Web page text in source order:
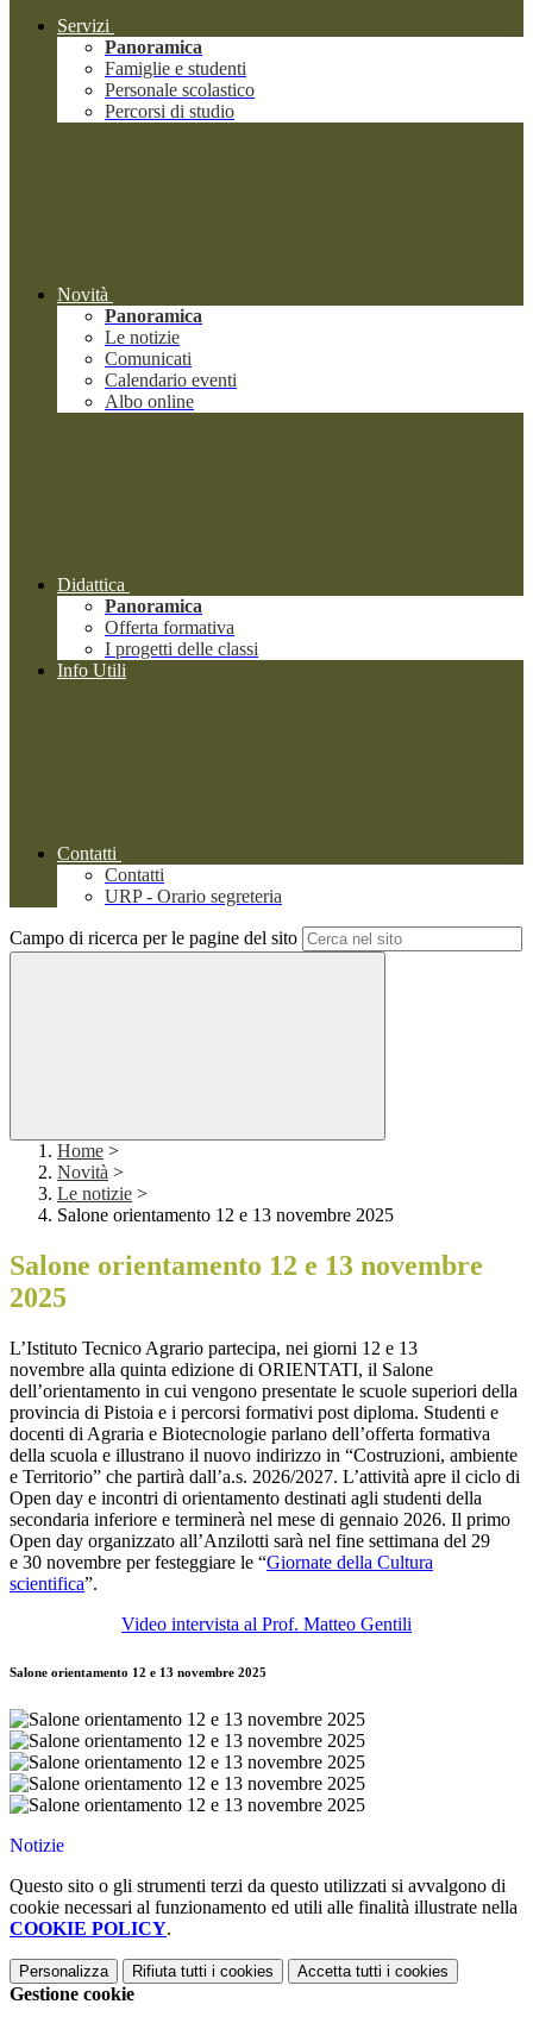
Servizi
Panoramica
Famiglie e studenti
Personale scolastico
Percorsi di studio
Novità
Panoramica
Le notizie
Comunicati
Calendario eventi
Albo online
Didattica
Panoramica
Offerta formativa
I progetti delle classi
Info Utili
Contatti
Contatti
URP - Orario segreteria
Campo di ricerca per le pagine del sito
Home >
Novità >
Le notizie >
Salone orientamento 12 e 13 novembre 2025
Salone orientamento 12 e 13 novembre
2025
L’Istituto Tecnico Agrario partecipa, nei giorni 12 e 13
novembre alla quinta edizione di ORIENTATI, il Salone
dell’orientamento in cui vengono presentate le scuole superiori della
provincia di Pistoia e i percorsi formativi post diploma. Studenti e
docenti di Agraria e Biotecnologie parlano dell’offerta formativa
della scuola e illustrano il nuovo indirizzo in “Costruzioni, ambiente
e Territorio” che partirà dall’a.s. 2026/2027. L’attività apre il ciclo di
Open day e incontri di orientamento destinati agli studenti della
secondaria inferiore e terminerà nel mese di gennaio 2026. Il primo
Open day organizzato all’Anzilotti sarà nel fine settimana del 29
e 30 novembre per festeggiare le “Giornate della Cultura
scientifica”.
Video intervista al Prof. Matteo Gentili
Salone orientamento 12 e 13 novembre 2025
Notizie
Questo sito o gli strumenti terzi da questo utilizzati si avvalgono di
cookie necessari al funzionamento ed utili alle finalità illustrate nella
COOKIE POLICY.
Personalizza Rifiuta tutti i cookies Accetta tutti i cookies
Gestione cookie